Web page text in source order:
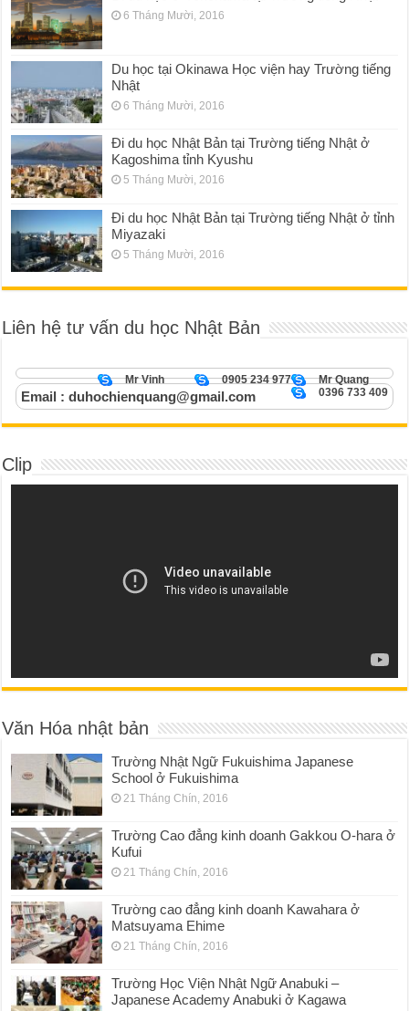
6 Tháng Mười, 2016
Du học tại Okinawa Học viện hay Trường tiếng
Nhật
6 Tháng Mười, 2016
Đi du học Nhật Bản tại Trường tiếng Nhật ở
Kagoshima tỉnh Kyushu
5 Tháng Mười, 2016
Đi du học Nhật Bản tại Trường tiếng Nhật ở tỉnh
Miyazaki
5 Tháng Mười, 2016
Liên hệ tư vấn du học Nhật Bản
Mr Quang
0905 234 977
Mr Vinh
0396 733 409
Email : duhochienquang@gmail.com
Clip
Văn Hóa nhật bản
Trường Nhật Ngữ Fukuishima Japanese
School ở Fukuishima
21 Tháng Chín, 2016
Trường Cao đẳng kinh doanh Gakkou O-hara ở
Kufui
21 Tháng Chín, 2016
Trường cao đẳng kinh doanh Kawahara ở
Matsuyama Ehime
21 Tháng Chín, 2016
Trường Học Viện Nhật Ngữ Anabuki –
Japanese Academy Anabuki ở Kagawa